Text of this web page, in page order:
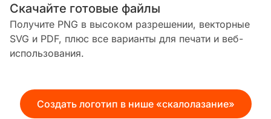
Скачайте готовые файлы
Получите PNG в высоком разрешении, векторные
SVG и PDF, плюс все варианты для печати и веб-
использования.
Создать логотип в нише «скалолазание»